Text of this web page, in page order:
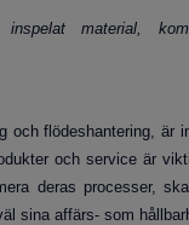
material,
flödeshantering, är
och service är
deras processer,
sina affärs- som